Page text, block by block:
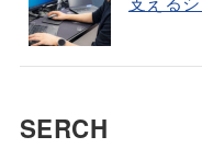
SERCH